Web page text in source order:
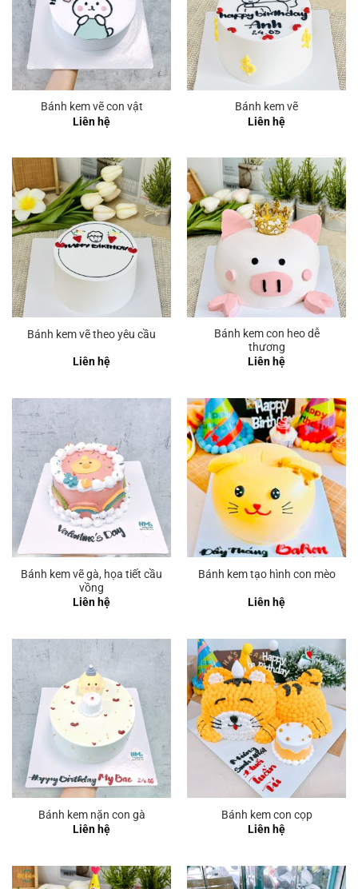
Bánh kem vẽ con vật
Liên hệ
Bánh kem vẽ
Liên hệ
Bánh kem vẽ theo yêu cầu
Liên hệ
Bánh kem con heo dễ
thương
Liên hệ
Bánh kem vẽ gà, họa tiết cầu
vồng
Liên hệ
Bánh kem tạo hình con mèo
Liên hệ
Bánh kem nặn con gà
Liên hệ
Bánh kem con cọp
Liên hệ